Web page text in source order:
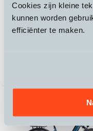
Cookies zijn kleine
kunnen worden
efficiënter te maken.